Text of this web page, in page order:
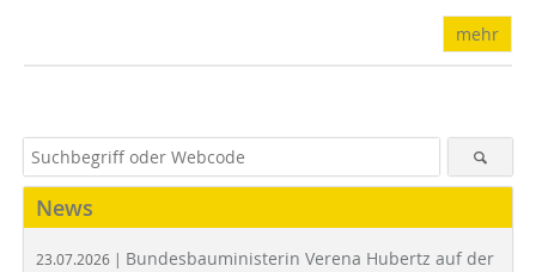
mehr
News
23.07.2026 | Bundesbauministerin Verena Hubertz auf der